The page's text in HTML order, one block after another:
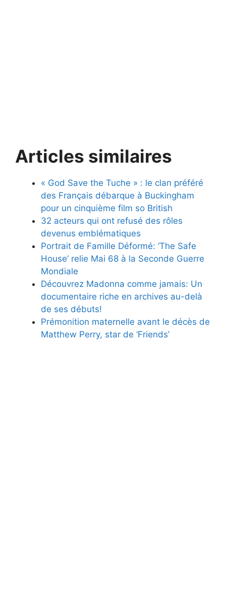
Articles similaires
« God Save the Tuche » : le clan préféré
des Français débarque à Buckingham
pour un cinquième film so British
32 acteurs qui ont refusé des rôles
devenus emblématiques
Portrait de Famille Déformé: ‘The Safe
House’ relie Mai 68 à la Seconde Guerre
Mondiale
Découvrez Madonna comme jamais: Un
documentaire riche en archives au-delà
de ses débuts!
Prémonition maternelle avant le décès de
Matthew Perry, star de ‘Friends’